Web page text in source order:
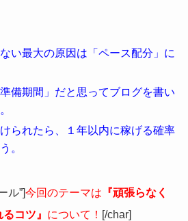
い最大の原因は「ペース配分」に
備期間」だと思ってブログを書い
られたら、１年以内に稼げる確率
。
ル”]今回のテーマは 『頑張らなく
コツ』 について！ [/char]